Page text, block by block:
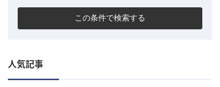
この条件で検索する
人気記事